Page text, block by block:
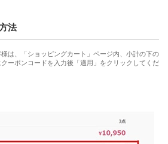
法
は、「ショッピングカート」ページ内、小計の下の
ーポンコードを入力後「適用」をクリックしてくだ